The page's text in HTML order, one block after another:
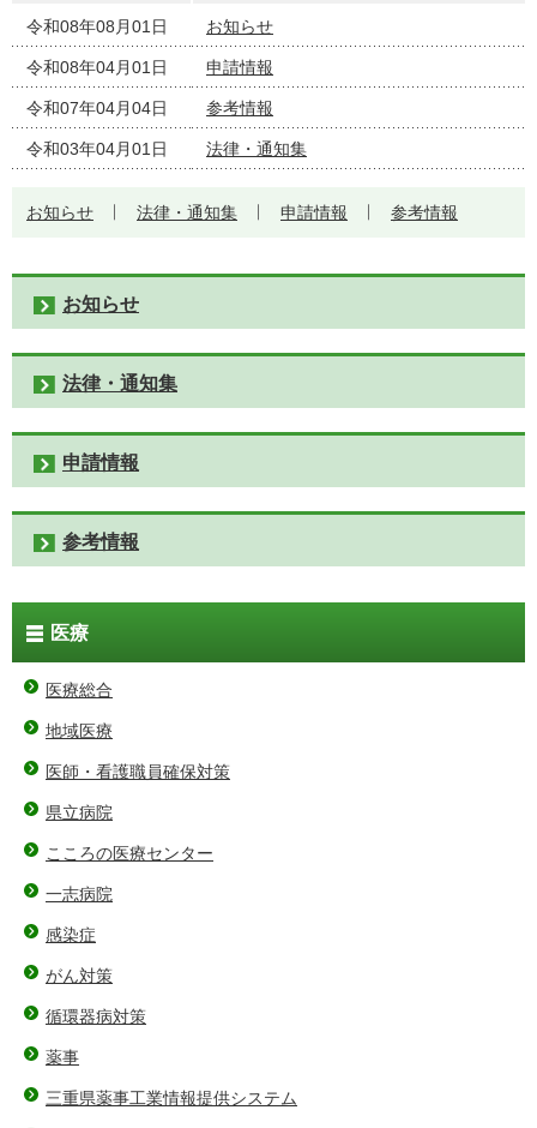
令和08年08月01日 お知らせ
令和08年04月01日 申請情報
令和07年04月04日 参考情報
令和03年04月01日 法律・通知集
お知らせ 法律・通知集 申請情報 参考情報
お知らせ
法律・通知集
申請情報
参考情報
医療
医療総合
地域医療
医師・看護職員確保対策
県立病院
こころの医療センター
一志病院
感染症
がん対策
循環器病対策
薬事
三重県薬事工業情報提供システム